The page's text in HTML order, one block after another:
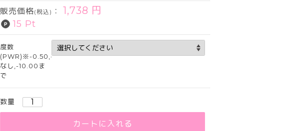
販売価格(税込) ： 1,738 円
15 Pt
度数
(PWR)※-0.50,-5.25,-5.75
なし,-10.00ま
で
数量
カートに入れる